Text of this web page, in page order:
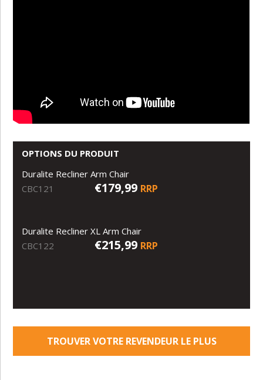
OPTIONS DU PRODUIT
Duralite Recliner Arm Chair
CBC121
€179,99 RRP
Duralite Recliner XL Arm Chair
CBC122
€215,99 RRP
TROUVER VOTRE REVENDEUR LE PLUS